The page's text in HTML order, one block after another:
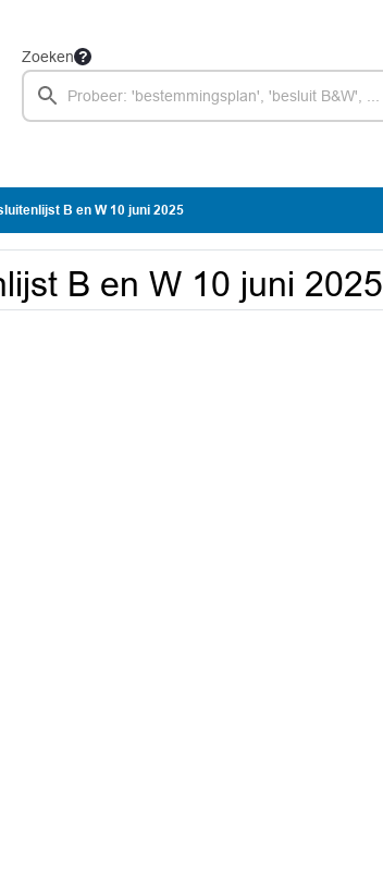
Zoeken
B en W 10 juni 2025
B en W 10 juni 2025